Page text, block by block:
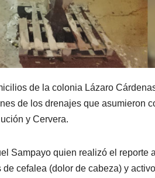
de la colonia Lázaro
de los drenajes que asumieron
y Cervera.
Sampayo quien realizó el reporte
cefalea (dolor de cabeza) y